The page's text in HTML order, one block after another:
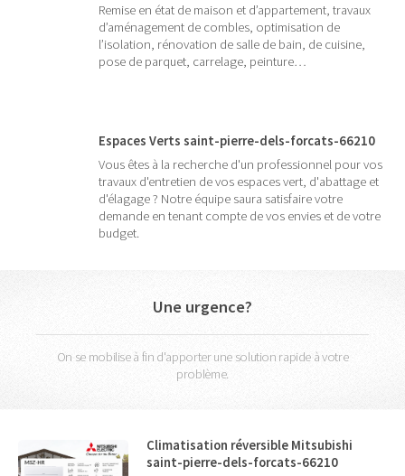
Remise en état de maison et d’appartement, travaux
d’aménagement de combles, optimisation de
l’isolation, rénovation de salle de bain, de cuisine,
pose de parquet, carrelage, peinture…
Espaces Verts saint-pierre-dels-forcats-66210
Vous êtes à la recherche d'un professionnel pour vos
travaux d'entretien de vos espaces vert, d'abattage et
d'élagage ? Notre équipe saura satisfaire votre
demande en tenant compte de vos envies et de votre
budget.
Une urgence?
On se mobilise à fin d'apporter une solution rapide à votre
problème.
Climatisation réversible Mitsubishi
saint-pierre-dels-forcats-66210